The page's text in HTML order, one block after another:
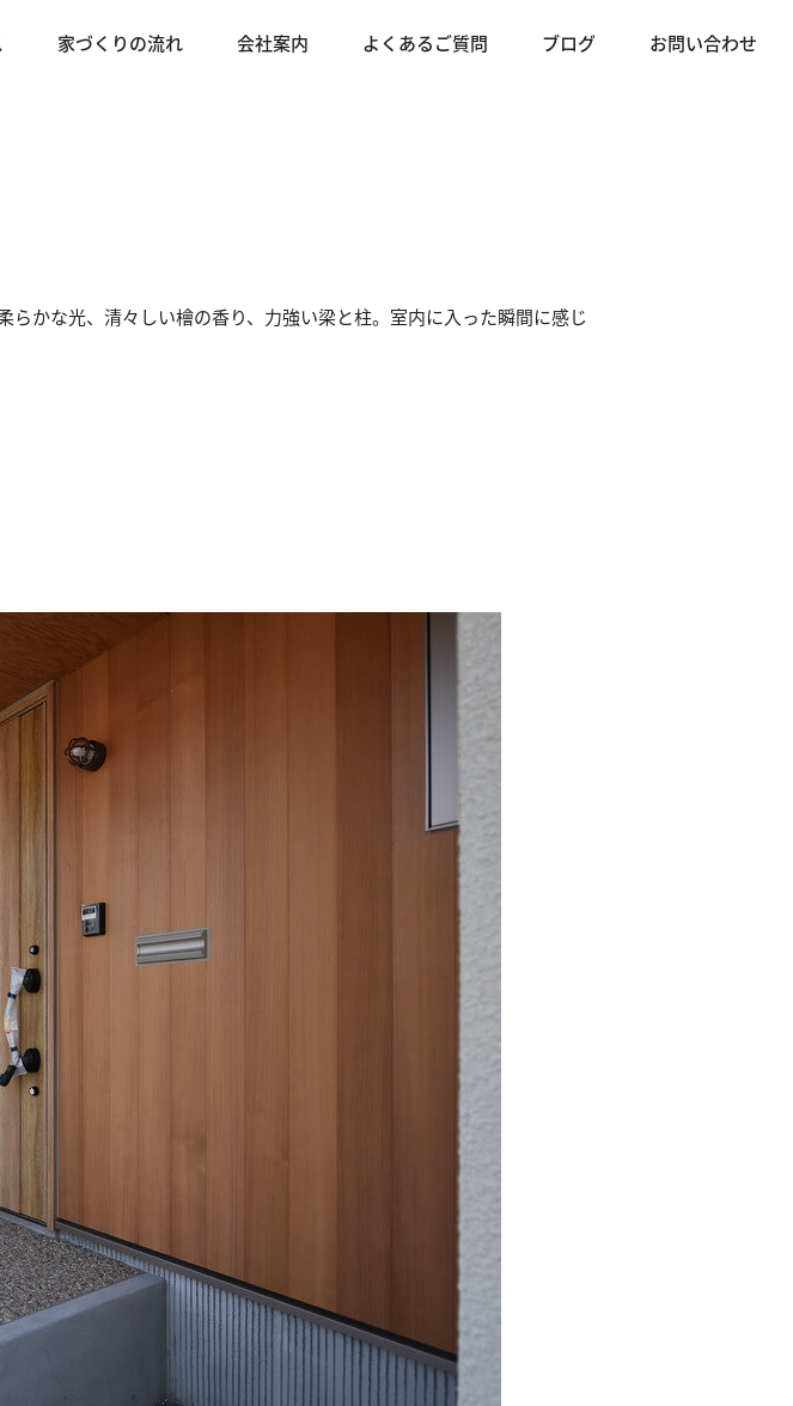
家づくりの流れ 会社案内 よくあるご質問 ブログ お問い合わせ
かな光、清々しい檜の香り、力強い梁と柱。室内に入った瞬間に感じ